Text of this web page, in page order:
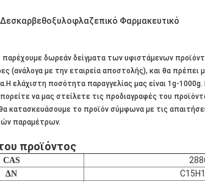
Φαρμακευτικό
δωρεάν δείγματα των υφιστάμενων
(ανάλογα με την εταιρεία αποστολής), και θα
ελάχιστη ποσότητα παραγγελίας μας είναι 1g-
να μας στείλετε τις προδιαγραφές του
κατασκευάσουμε το προϊόν σύμφωνα με τις
παραμέτρων.
προϊόντος
CAS
ΔΝ